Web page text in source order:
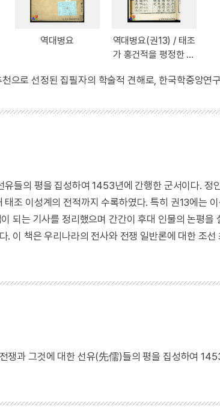
역대병요
역대병요(권13) / 태조
가 홍건적을 평정한 내
으로 선정된 집필자의 학술적 견해로, 한국학중앙연
유들의 평을 집성하여 1453년에 간행한 군서이다. 정
태조 이성계의 전적까지 수록하였다. 특히 권13에는
되는 기사를 정리했으며 간간이 후대 인물의 논평을
. 이 책은 우리나라의 전사와 전쟁 일반론에 대한 조선
쟁과 그것에 대한 선유(先儒)들의 평을 집성하여